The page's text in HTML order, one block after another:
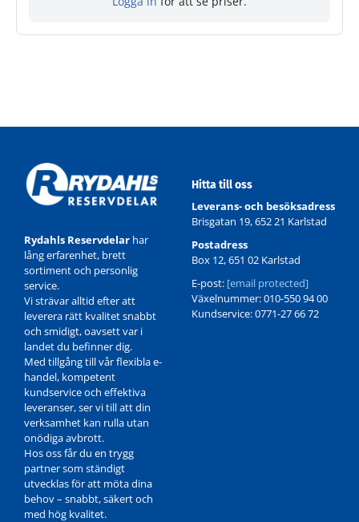
Rydahls Reservdelar har
lång erfarenhet, brett
sortiment och personlig
service.
Vi strävar alltid efter att
leverera rätt kvalitet snabbt
och smidigt, oavsett var i
landet du befinner dig.
Med tillgång till vår flexibla e-
handel, kompetent
kundservice och effektiva
leveranser, ser vi till att din
verksamhet kan rulla utan
onödiga avbrott.
Hos oss får du en trygg
partner som ständigt
utvecklas för att möta dina
behov – snabbt, säkert och
med hög kvalitet.
Hitta till oss
Leverans- och besöksadress
Brisgatan 19, 652 21 Karlstad
Postadress
Box 12, 651 02 Karlstad
E-post: [email protected]
Växelnummer: 010-550 94 00
Kundservice: 0771-27 66 72